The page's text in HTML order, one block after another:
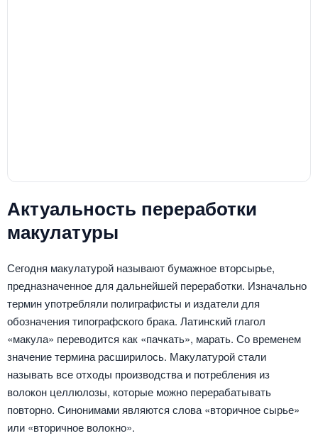
Актуальность переработки
макулатуры
Сегодня макулатурой называют бумажное вторсырье,
предназначенное для дальнейшей переработки. Изначально
термин употребляли полиграфисты и издатели для
обозначения типографского брака. Латинский глагол
«макула» переводится как «пачкать», марать. Со временем
значение термина расширилось. Макулатурой стали
называть все отходы производства и потребления из
волокон целлюлозы, которые можно перерабатывать
повторно. Синонимами являются слова «вторичное сырье»
или «вторичное волокно».